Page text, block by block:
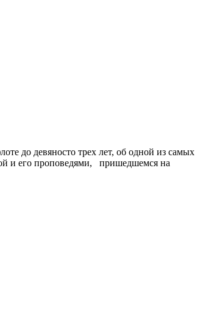
до девяносто трех лет, об одной из самых
и его проповедями, пришедшемся на